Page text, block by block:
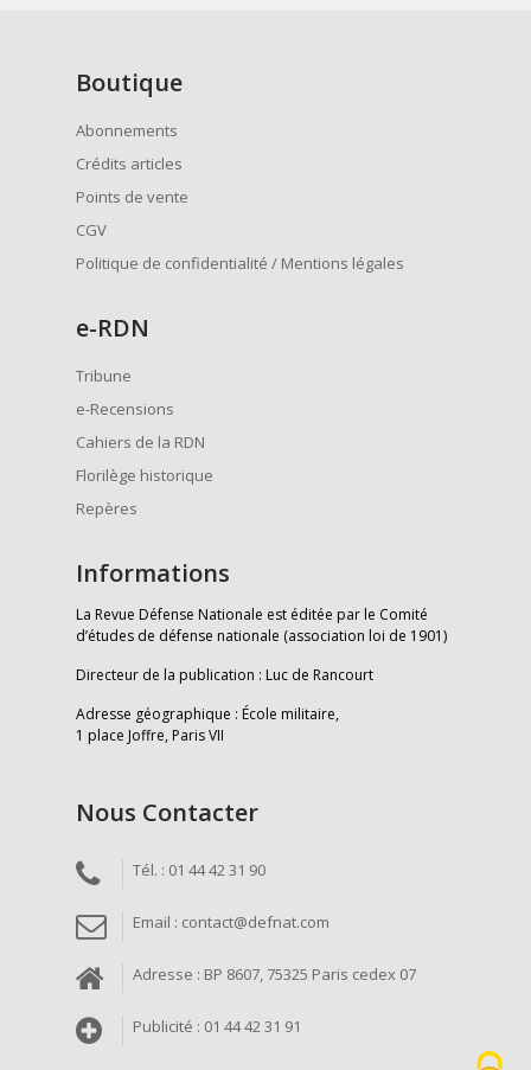
Boutique
Abonnements
Crédits articles
Points de vente
CGV
Politique de confidentialité / Mentions légales
e-RDN
Tribune
e-Recensions
Cahiers de la RDN
Florilège historique
Repères
Informations
La Revue Défense Nationale est éditée par le Comité
d’études de défense nationale (association loi de 1901)
Directeur de la publication : Luc de Rancourt
Adresse géographique : École militaire,
1 place Joffre, Paris VII
Nous Contacter
Tél. : 01 44 42 31 90
Email : contact@defnat.com
Adresse : BP 8607, 75325 Paris cedex 07
Publicité : 01 44 42 31 91